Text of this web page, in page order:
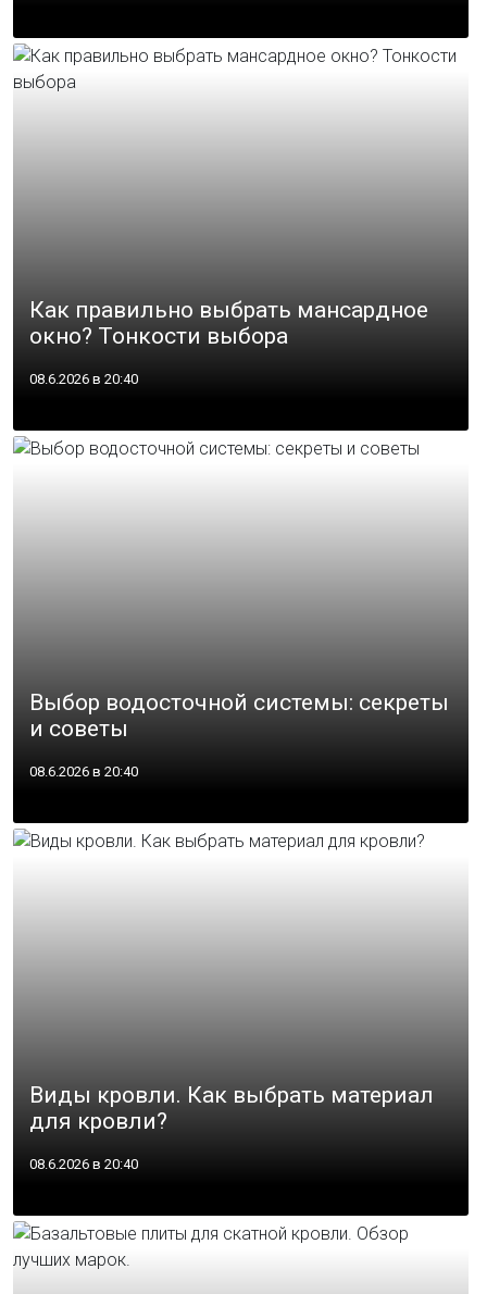
Как правильно выбрать мансардное
окно? Тонкости выбора
08.6.2026 в 20:40
Выбор водосточной системы: секреты
и советы
08.6.2026 в 20:40
​Виды кровли. Как выбрать материал
для кровли?
08.6.2026 в 20:40